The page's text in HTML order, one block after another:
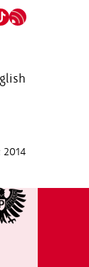
2014